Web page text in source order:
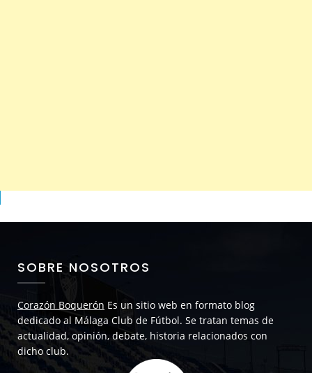
SOBRE NOSOTROS
Corazón Boquerón Es un sitio web en formato blog
dedicado al Málaga Club de Fútbol. Se tratan temas de
actualidad, opinión, debate, historia relacionados con
dicho club.